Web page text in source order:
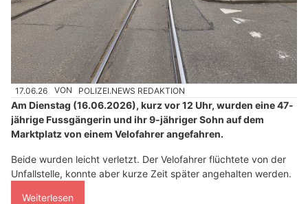
17.06.26 VON POLIZEI.NEWS REDAKTION
Am Dienstag (16.06.2026), kurz vor 12 Uhr, wurden eine 47-
jährige Fussgängerin und ihr 9-jähriger Sohn auf dem
Marktplatz von einem Velofahrer angefahren.
Beide wurden leicht verletzt. Der Velofahrer flüchtete von der
Unfallstelle, konnte aber kurze Zeit später angehalten werden.
Weiterlesen